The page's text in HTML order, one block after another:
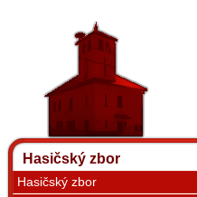
Hasičský zbor
Hasičský zbor